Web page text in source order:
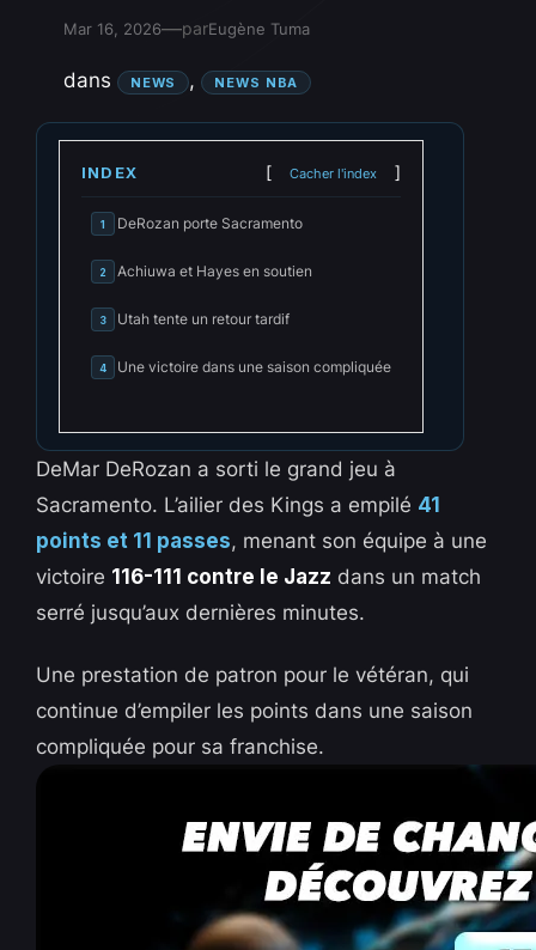
Mar 16, 2026—parEugène Tuma
dans NEWS , NEWS NBA
INDEX Cacher l'index
1 DeRozan porte Sacramento
2 Achiuwa et Hayes en soutien
3 Utah tente un retour tardif
4 Une victoire dans une saison compliquée
DeMar DeRozan a sorti le grand jeu à
Sacramento. L’ailier des Kings a empilé 41
points et 11 passes, menant son équipe à une
victoire 116-111 contre le Jazz dans un match
serré jusqu’aux dernières minutes.
Une prestation de patron pour le vétéran, qui
continue d’empiler les points dans une saison
compliquée pour sa franchise.